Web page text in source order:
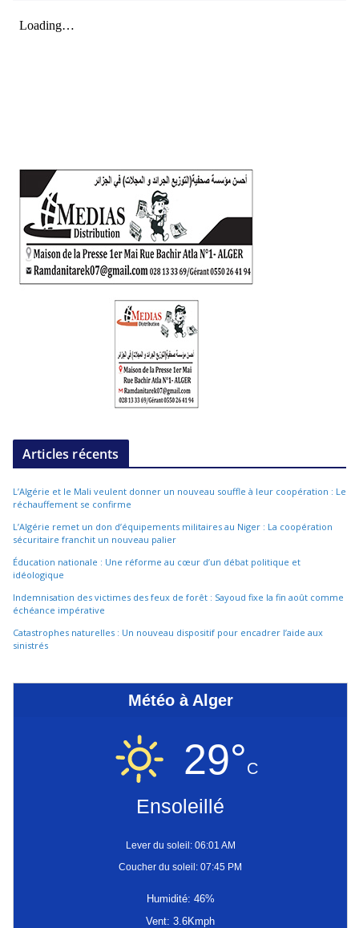
Articles récents
L’Algérie et le Mali veulent donner un nouveau souffle à leur coopération : Le
réchauffement se confirme
L’Algérie remet un don d’équipements militaires au Niger : La coopération
sécuritaire franchit un nouveau palier
Éducation nationale : Une réforme au cœur d’un débat politique et
idéologique
Indemnisation des victimes des feux de forêt : Sayoud fixe la fin août comme
échéance impérative
Catastrophes naturelles : Un nouveau dispositif pour encadrer l’aide aux
sinistrés
Météo à Alger
29°C
Ensoleillé
Lever du soleil: 06:01 AM
Coucher du soleil: 07:45 PM
Humidité: 46%
Vent: 3.6Kmph